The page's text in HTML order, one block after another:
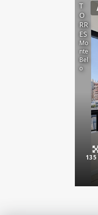
T
O
RR
ES
Mo
nte
Bel
o
135